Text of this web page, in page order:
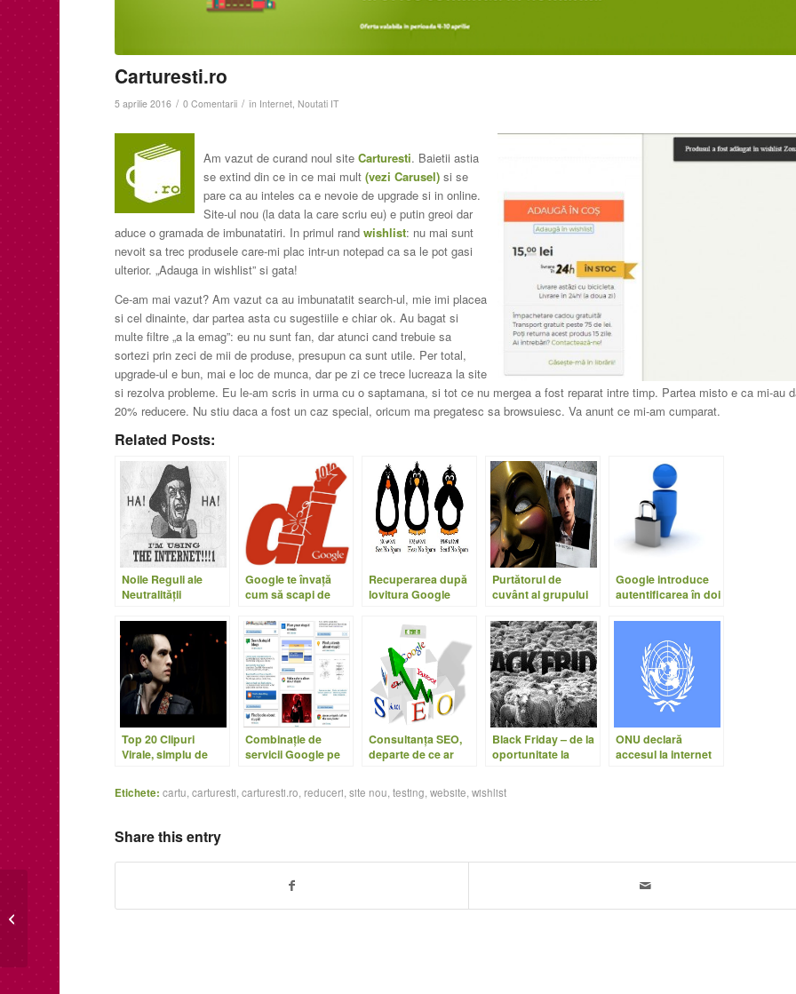
Carturesti.ro
5 aprilie 2016 / 0 Comentarii / în Internet, Noutati IT
Am vazut de curand noul siteCarturesti. Baietii astia
se extind din ce in ce mai mult(vezi Carusel) si se
pare ca au inteles ca e nevoie de upgrade si in online.
Site-ul nou (la data la care scriu eu) e putin greoi dar
aduce o gramada de imbunatatiri. In primul rand wishlist: nu mai sunt
nevoit sa trec produsele care-mi plac intr-un notepad ca sa le pot gasi
ulterior. „Adauga in wishlist” si gata!
Ce-am mai vazut? Am vazut ca au imbunatatit search-ul, mie imi placea
si cel dinainte, dar partea asta cu sugestiile e chiar ok. Au bagat si
multe filtre „a la emag”: eu nu sunt fan, dar atunci cand trebuie sa
sortezi prin zeci de mii de produse, presupun ca sunt utile. Per total,
upgrade-ul e bun, mai e loc de munca, dar pe zi ce trece lucreaza la site
si rezolva probleme. Eu le-am scris in urma cu o saptamana, si tot ce nu mergea a fost reparat intre timp. Partea misto e ca mi-au
20% reducere. Nu stiu daca a fost un caz special, oricum ma pregatesc sa browsuiesc. Va anunt ce mi-am cumparat.
Related Posts:
Noile Reguli ale
Neutralităţii
oficiale
Google te învață
cum să scapi de
Sau din contră?!
Recuperarea după
lovitura Google
Purtătorul de
cuvânt al grupului
Google introduce
autentificarea în doi
Top 20 Clipuri
Virale, simplu de
Combinaţie de
servicii Google pe
Consultanţa SEO,
departe de ce ar
Black Friday – de la
oportunitate la
ONU declară
accesul la internet
Etichete: cartu ,carturesti ,carturesti.ro reduceri ,site nou ,testing ,website ,wishlist
Share this entry
Ramas bun Windows